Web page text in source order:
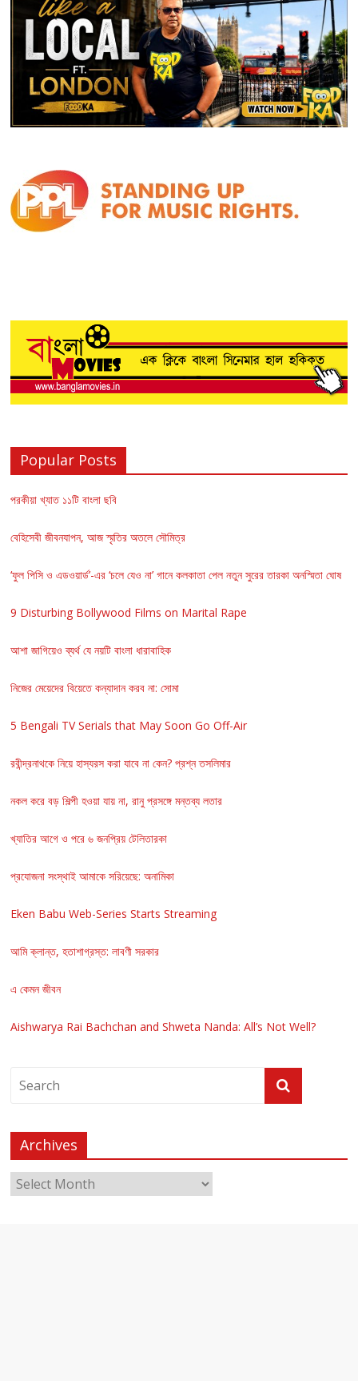
Popular Posts
পরকীয়া খ্যাত ১১টি বাংলা ছবি
বেহিসেবী জীবনযাপন, আজ স্মৃতির অতলে সৌমিত্র
‘ফুল পিসি ও এডওয়ার্ড’-এর ‘চলে যেও না’ গানে কলকাতা পেল নতুন সুরের তারকা অনস্মিতা ঘোষ
9 Disturbing Bollywood Films on Marital Rape
আশা জাগিয়েও ব্যর্থ যে নয়টি বাংলা ধারাবাহিক
নিজের মেয়েদের বিয়েতে কন্যাদান করব না: সোমা
5 Bengali TV Serials that May Soon Go Off-Air
রবীন্দ্রনাথকে নিয়ে হাস্যরস করা যাবে না কেন? প্রশ্ন তসলিমার
নকল করে বড় শিল্পী হওয়া যায় না, রানু প্রসঙ্গে মন্তব্য লতার
খ্যাতির আগে ও পরে ৬ জনপ্রিয় টেলিতারকা
প্রযোজনা সংস্থাই আমাকে সরিয়েছে: অনামিকা
Eken Babu Web-Series Starts Streaming
আমি ক্লান্ত, হতাশাগ্রস্ত: লাবণী সরকার
এ কেমন জীবন
Aishwarya Rai Bachchan and Shweta Nanda: All’s Not Well?
Archives